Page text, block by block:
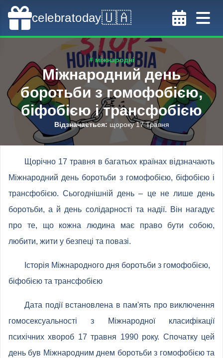
celebratoday🇺🇦
# міжнародні
Міжнародний день
боротьби з гомофобією,
біфобією і трансфобією
Відзначається: щороку 17 Травня
Щорічно 17 травня в багатьох країнах відзначають
Міжнародний день боротьби з гомофобією, біфобією і
трансфобією. Сьогоднішній день – це не лише день
боротьби, а й день солідарності та надії. Він нагадує
про те, що кожна людина має право бути собою,
любити, жити у безпеці та повазі.
Історія Міжнародного дня боротьби з гомофобією,
біфобією та трансфобією
Дата події встановлена в пам'ять про виключення
гомосексуальності з Міжнародної класифікації
психічних хвороб 17 травня 1990 року. Спочатку цей
день був Міжнародним днем ​​боротьби з гомофобією та